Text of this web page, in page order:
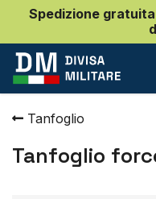
Spedizione
Tanfoglio
Tanfoglio